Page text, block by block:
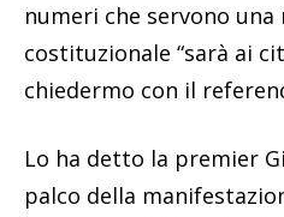
numeri che servono una
costituzionale “sarà ai
chiedermo con il
Lo ha detto la premier
palco della